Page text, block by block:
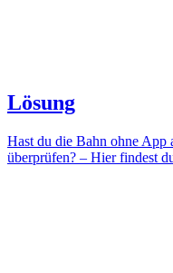
Lösung
Hast du die Bahn ohne App
überprüfen? – Hier findest